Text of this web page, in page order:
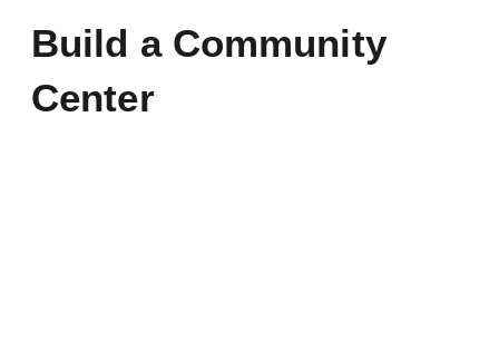
Build a Community
Center